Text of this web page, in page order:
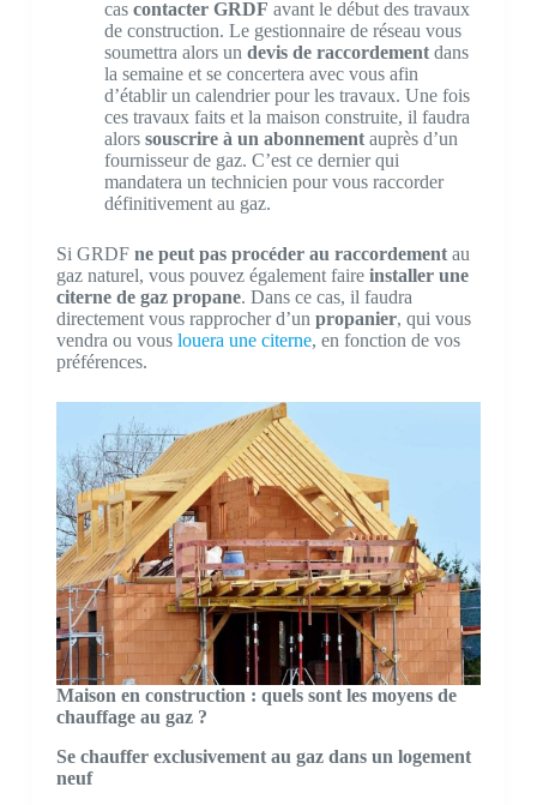
cascontacter GRDF avant le début des travaux
de construction. Le gestionnaire de réseau vous
soumettra alors un devis de raccordementdans
la semaine et se concertera avec vous afin
d’établir un calendrier pour les travaux. Une fois
ces travaux faits et la maison construite, il faudra
alors souscrire à un abonnementauprès d’un
fournisseur de gaz. C’est ce dernier qui
mandatera un technicien pour vous raccorder
définitivement au gaz.
Si GRDF ne peut pas procéder au raccordementau
gaz naturel, vous pouvez également faireinstaller une
citerne de gaz propane. Dans ce cas, il faudra
directement vous rapprocher d’un propanier, qui vous
vendra ou vous louera une citerne, en fonction de vos
préférences.
Maison en construction : quels sont les moyens de
chauffage au gaz ?
Se chauffer exclusivement au gaz dans un logement
neuf